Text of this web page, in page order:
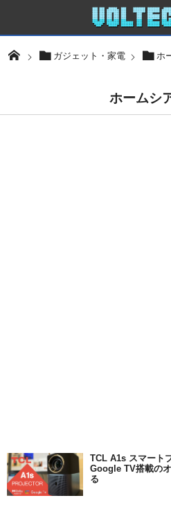
ガジェット・家電 ホ
ホームシ
TCL A1s スマート
Google TV搭載の
る